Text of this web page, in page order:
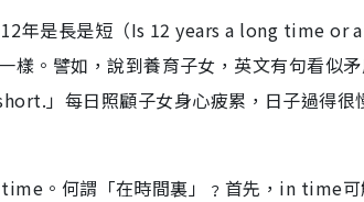
年是長是短（Is 12 years a long time or
樣。譬如，說到養育子女，英文有句看似
」每日照顧子女身心疲累，日子過得很
。何謂「在時間裏」﹖首先，in time